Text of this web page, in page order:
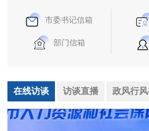
市委书记信箱
部门信箱
在线访谈 访谈直播 政风行